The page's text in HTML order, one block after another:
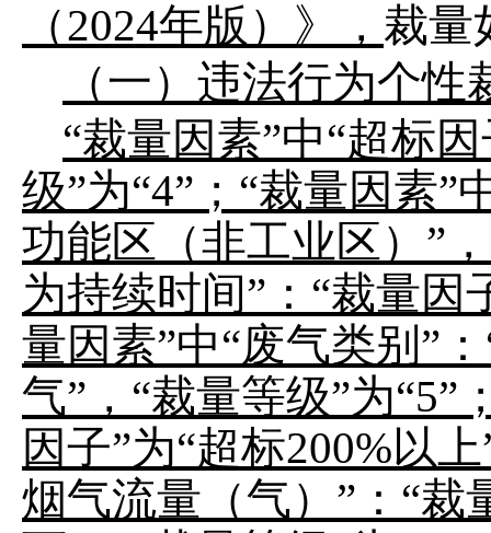
（2024年版）》， 裁量
（一）违法行为个性
“裁量因素”中“超标
级”为“4” ； “裁量因素”
功能区（非工业区） ” ，
为持续时间” ： “裁量因
量因素”中“废气类别 ” ：
气” ， “裁量等级”为“5”
因子”为“超标200%以上
烟气流量（气） ” ： “裁